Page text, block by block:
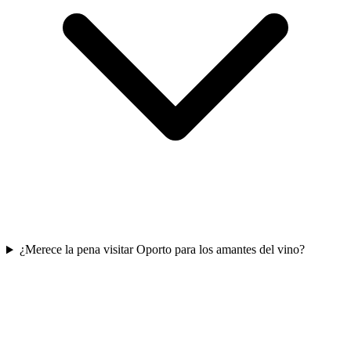
¿Merece la pena visitar Oporto para los amantes del vino?